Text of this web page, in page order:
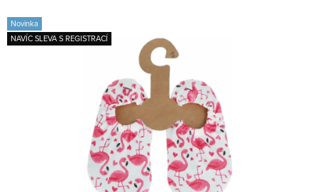
Novinka
NAVÍC SLEVA S REGISTRACÍ